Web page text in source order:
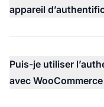
appareil
Puis-je utiliser
avec